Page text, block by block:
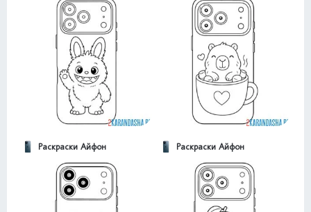
Раскраски Айфон Раскраски Айфон